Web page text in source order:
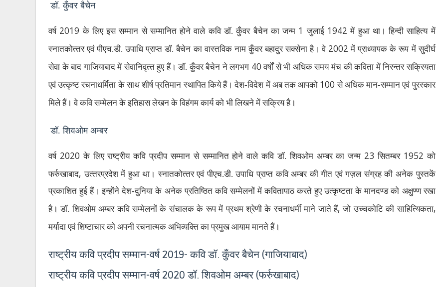
डॉ. कुँवर बैचेन
वर्ष 2019 के लिए इस सम्‍मान से सम्‍मानित होने वाले कवि डॉ. कुँवर बैचेन का जन्‍म 1 जुलाई 1942 में हुआ था। हिन्‍दी साहित्‍य में
स्‍नातकोत्‍तर एवं पीएच.डी. उपाधि प्राप्‍त डॉ. बैचेन का वास्‍तविक नाम कुँवर बहादुर सक्‍सेना है। वे 2002 में प्राध्‍यापक के रूप में सुदीर्घ
सेवा के बाद गाजियाबाद में सेवानिवृत्‍त हुए हैं। डॉ. कुँवर बैचेन ने लगभग 40 वर्षों से भी अधिक समय मंच की कविता में निरन्‍तर सक्रियता
एवं उत्‍कृष्‍ट रचनाधर्मिता के साथ शीर्ष प्रतिमान स्‍थापित किये हैं। देश-विदेश में अब तक आपको 100 से अधिक मान-सम्‍मान एवं पुरस्‍कार
मिले हैं। वे कवि सम्‍मेलन के इतिहास लेखन के विहंगम कार्य को भी लिखने में सक्रिय है।
डॉ. शिवओम अम्‍बर
वर्ष 2020 के लिए राष्‍ट्रीय कवि प्रदीप सम्‍मान से सम्‍मानित होने वाले कवि डॉ. शिवओम अम्‍बर का जन्‍म 23 सितम्‍बर 1952 को
फर्रुखाबाद,उत्‍तरप्रदेश में हुआ था। स्‍नातकोत्‍तर एवं पीएच.डी. उपाधि प्राप्‍त कवि अम्‍बर की गीत एवं गज़ल संग्रह की अनेक पुस्‍तकें
प्रकाशित हुई हैं। इन्होंने देश-दुनिया के अनेक प्रतिष्ठित कवि सम्‍मेलनों में कवितापाठ करते हुए उत्‍कृष्‍टता के मानदण्‍ड को अक्षुण्‍ण रखा
है। डॉ. शिवओम अम्‍बर कवि सम्‍मेलनों के संचालक के रूप में प्रथम श्रेणी के रचनाधर्मी माने जाते हैं,जो उच्‍चकोटि की साहित्यिकता,
मर्यादा एवं शिष्‍टाचार को अपनी रचनात्‍मक अभिव्‍यक्ति का प्रमुख आयाम मानते हैं।
राष्‍ट्रीय कवि प्रदीप सम्‍मान-वर्ष 2019- कवि डॉ. कुँवर बैचेन (गाजियाबाद)
राष्‍ट्रीय कवि प्रदीप सम्‍मान-वर्ष 2020 डॉ. शिवओम अम्‍बर (फर्रुखाबाद)